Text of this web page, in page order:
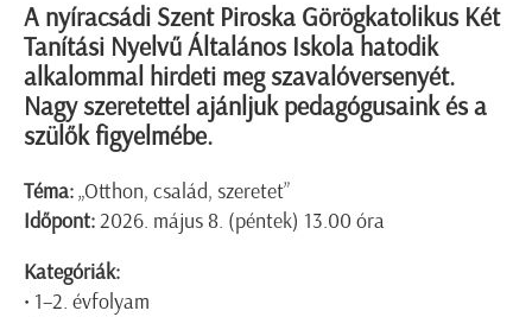
A nyíracsádi Szent Piroska Görögkatolikus Két
Tanítási Nyelvű Általános Iskola hatodik
alkalommal hirdeti meg szavalóversenyét.
Nagy szeretettel ajánljuk pedagógusaink és a
szülők figyelmébe.
Téma:„Otthon, család, szeretet”
Időpont:2026. május 8. (péntek) 13.00 óra
Kategóriák:
• 1–2. évfolyam